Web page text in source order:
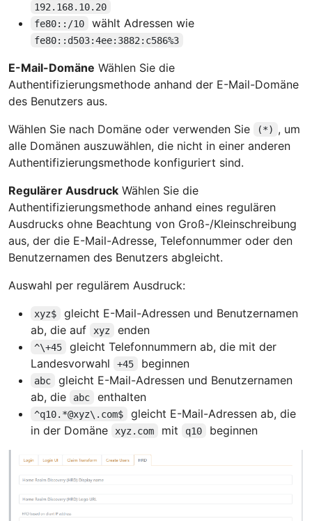
192.168.10.20
fe80::/10
wählt Adressen wie
fe80::d503:4ee:3882:c586%3
E-Mail-Domäne Wählen Sie die
Authentifizierungsmethode anhand der E-Mail-Domäne
des Benutzers aus.
Wählen Sie nach Domäne oder verwenden Sie
(*) , um
alle Domänen auszuwählen, die nicht in einer anderen
Authentifizierungsmethode konfiguriert sind.
Regulärer Ausdruck Wählen Sie die
Authentifizierungsmethode anhand eines regulären
Ausdrucks ohne Beachtung von Groß-/Kleinschreibung
aus, der die E-Mail-Adresse, Telefonnummer oder den
Benutzernamen des Benutzers abgleicht.
Auswahl per regulärem Ausdruck:
xyz$
gleicht E-Mail-Adressen und Benutzernamen
ab, die auf
xyz enden
^\+45
gleicht Telefonnummern ab, die mit der
Landesvorwahl
+45 beginnen
abc
gleicht E-Mail-Adressen und Benutzernamen
ab, die
abc enthalten
^q10.*@xyz\.com$
gleicht E-Mail-Adressen ab, die
in der Domäne
xyz.com mit q10 beginnen